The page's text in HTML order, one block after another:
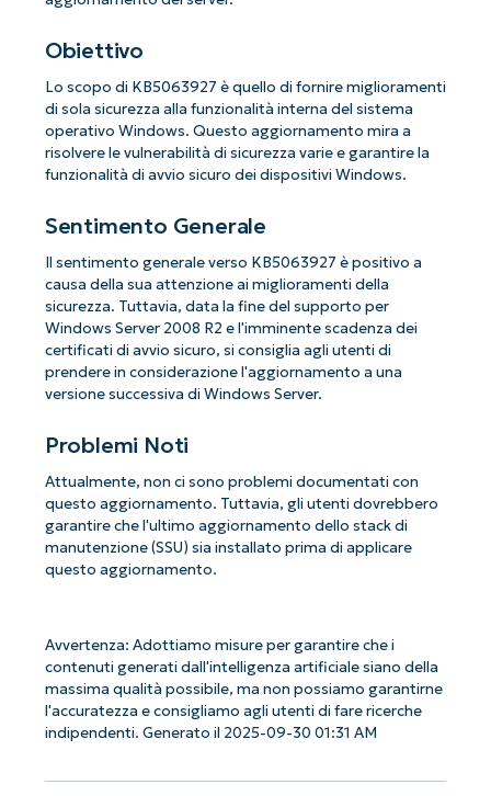
Obiettivo
Lo scopo di KB5063927 è quello di fornire miglioramenti
di sola sicurezza alla funzionalità interna del sistema
operativo Windows. Questo aggiornamento mira a
risolvere le vulnerabilità di sicurezza varie e garantire la
funzionalità di avvio sicuro dei dispositivi Windows.
Sentimento Generale
Il sentimento generale verso KB5063927 è positivo a
causa della sua attenzione ai miglioramenti della
sicurezza. Tuttavia, data la fine del supporto per
Windows Server 2008 R2 e l'imminente scadenza dei
certificati di avvio sicuro, si consiglia agli utenti di
prendere in considerazione l'aggiornamento a una
versione successiva di Windows Server.
Problemi Noti
Attualmente, non ci sono problemi documentati con
questo aggiornamento. Tuttavia, gli utenti dovrebbero
garantire che l'ultimo aggiornamento dello stack di
manutenzione (SSU) sia installato prima di applicare
questo aggiornamento.
Avvertenza: Adottiamo misure per garantire che i
contenuti generati dall'intelligenza artificiale siano della
massima qualità possibile, ma non possiamo garantirne
l'accuratezza e consigliamo agli utenti di fare ricerche
indipendenti. Generato il 2025-09-30 01:31 AM